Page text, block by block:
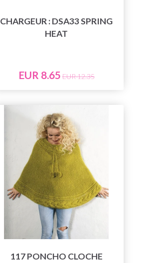
CHARGEUR : DSA33 SPRING
HEAT
EUR 8.65 EUR 12.35
117 PONCHO CLOCHE